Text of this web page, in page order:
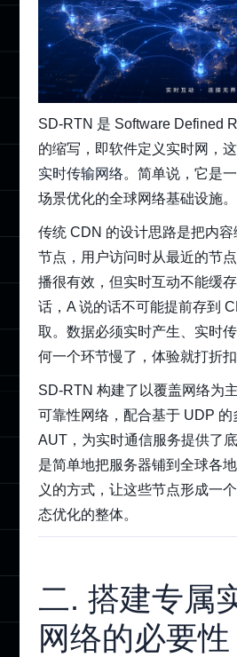
SD-RTN 是 Software Defined
的缩写，即软件定义实时网，
实时传输网络。简单说，它是
场景优化的全球网络基础设施。
传统 CDN 的设计思路是把内
节点，用户访问时从最近的节
播很有效，但实时互动不能缓
话，A 说的话不可能提前存到
取。数据必须实时产生、实时
何一个环节慢了，体验就打折扣
SD-RTN 构建了以覆盖网络为
可靠性网络，配合基于 UDP 的
AUT，为实时通信服务提供了
是简单地把服务器铺到全球各
义的方式，让这些节点形成一
态优化的整体。
二. 搭建专属
网络的必要性